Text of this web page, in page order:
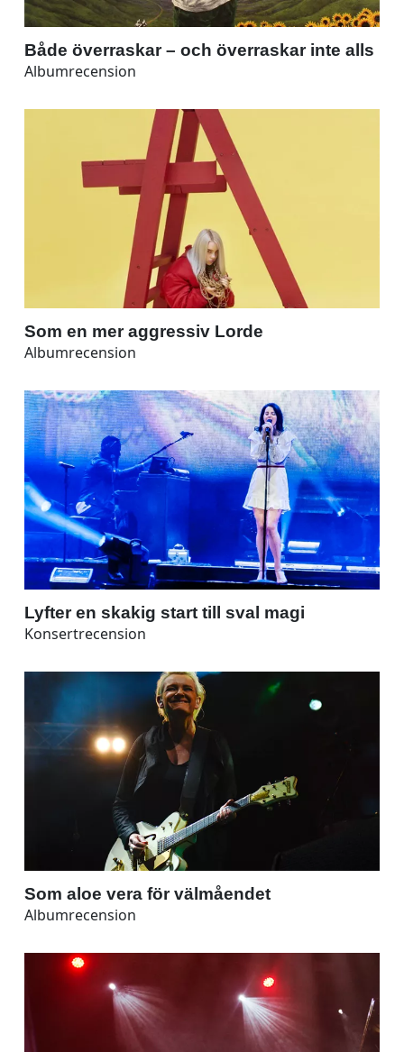
Både överraskar – och överraskar inte alls
Albumrecension
Som en mer aggressiv Lorde
Albumrecension
Lyfter en skakig start till sval magi
Konsertrecension
Som aloe vera för välmåendet
Albumrecension